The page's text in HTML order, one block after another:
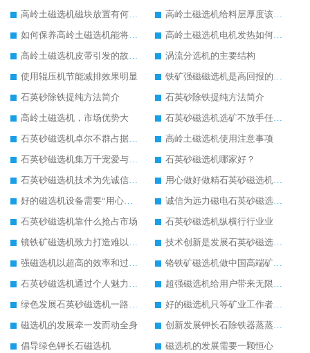
高岭土磁选机磁块放置有何要求
高岭土磁选机给料层厚度该如何调节
如何保养高岭土磁选机能将损耗尽可能降低
高岭土磁选机电机发热如何解决
高岭土磁选机皮带引发的故障有哪些
涡流分选机的主要结构
使用辊压机节能减排效果明显
铁矿强磁磁选机是高回报的项目
石英砂除铁提纯方法简介
石英砂除铁提纯方法简介
高岭土磁选机，市场优势大
石英砂磁选机选矿不放手任何一个
石英砂磁选机卓尔不群占据磁选行业一片天
高岭土磁选机使用注意事项
石英砂磁选机集万千宠爱与一身
石英砂磁选机哪家好？
石英砂磁选机技术为先诚信经营
用心做好做精石英砂磁选机塑造高端企业形象
好的磁选机设备需要“用心呵护”
诚信为远力磁电石英砂磁选机发展保驾护航
石英砂磁选机靠什么抢占市场
石英砂磁选机纵横行行业业
镜铁矿磁选机致力打造难以超越的臻品
技术创新是发展石英砂磁选机的主要驱动力
强磁选机以超高的效率和过硬的品质备受瞩目
铬铁矿磁选机做中国高端矿山行业领跑者
石英砂磁选机通过个人魅力成为行业畅销品
超强磁选机给用户带来无限效益
绿色发展石英砂磁选机一路飙升
好的磁选机只等矿业工作者与之共享
磁选机的发展牵一发而动全身
创新发展钾长石除铁器蒸蒸日上
倡导绿色钾长石磁选机
磁选机的发展需要一颗恒心